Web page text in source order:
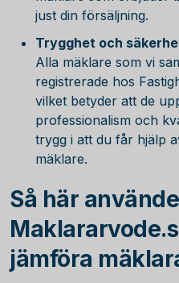
just din försäljning.
Trygghet och
Alla mäklare som vi
registrerade hos
vilket betyder att de
professionalism och
trygg i att du får hjälp
mäklare.
Så här
jämföra